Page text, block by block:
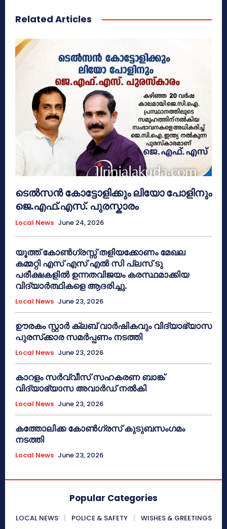
Related Articles
ടെൽസൻ കോട്ടോളിക്കും ലിയോ പോളിനും
ജെ.എഫ്.എസ്. പുരസ്കാരം
Local News June 24, 2026
യൂത്ത് കോൺഗ്രസ്സ് തളിയക്കോണം മേഖല
കമ്മറ്റി എസ് എസ് എൽ സി പ്ലസ് ടു
പരീക്ഷകളിൽ ഉന്നതവിജയം കരസ്ഥമാക്കിയ
വിദ്യാർത്ഥികളെ ആദരിച്ചു.
Local News June 23, 2026
ഊരകം സ്റ്റാർ ക്ലബ് വാർഷികവും വിദ്യാഭ്യാസ
പുരസ്‌ക്കാര സമർപ്പണം നടത്തി
Local News June 23, 2026
കാറളം സർവ്വീസ് സഹകരണ ബാങ്ക്
വിദ്യാഭ്യാസ അവാർഡ് നൽകി
Local News June 23, 2026
കത്തോലിക്ക കോൺഗ്രസ് കുടുബസംഗമം
നടത്തി
Local News June 23, 2026
Popular Categories
LOCAL NEWS POLICE & SAFETY
WISHES & GREETINGS